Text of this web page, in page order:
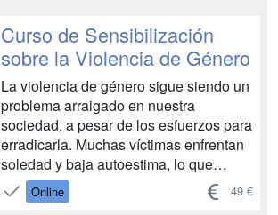
acoso sexual y sus implicaciones
legales, éticas ...
Curso de Sensibilización
sobre la Violencia de Género
La violencia de género sigue siendo un
problema arraigado en nuestra
sociedad, a pesar de los esfuerzos para
erradicarla. Muchas víctimas enfrentan
soledad y baja autoestima, lo que
dificulta la denuncia y perpetúa su
sufrimiento. Además, la dependencia
Online 49 €